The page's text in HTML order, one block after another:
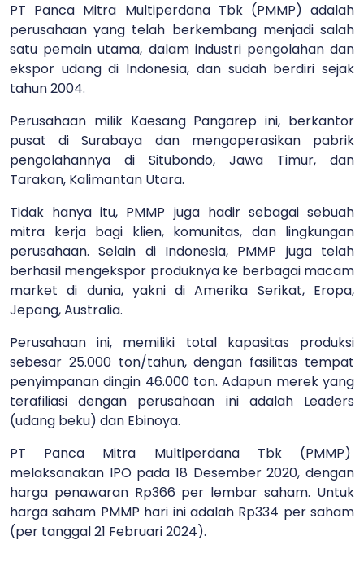
PT Panca Mitra Multiperdana Tbk (PMMP) adalah
perusahaan yang telah berkembang menjadi salah
satu pemain utama, dalam industri pengolahan dan
ekspor udang di Indonesia, dan sudah berdiri sejak
tahun 2004.
Perusahaan milik Kaesang Pangarep ini, berkantor
pusat di Surabaya dan mengoperasikan pabrik
pengolahannya di Situbondo, Jawa Timur, dan
Tarakan, Kalimantan Utara.
Tidak hanya itu, PMMP juga hadir sebagai sebuah
mitra kerja bagi klien, komunitas, dan lingkungan
perusahaan. Selain di Indonesia, PMMP juga telah
berhasil mengekspor produknya ke berbagai macam
market di dunia, yakni di Amerika Serikat, Eropa,
Jepang, Australia.
Perusahaan ini, memiliki total kapasitas produksi
sebesar 25.000 ton/tahun, dengan fasilitas tempat
penyimpanan dingin 46.000 ton. Adapun merek yang
terafiliasi dengan perusahaan ini adalah Leaders
(udang beku) dan Ebinoya.
PT Panca Mitra Multiperdana Tbk (PMMP)
melaksanakan IPO pada 18 Desember 2020, dengan
harga penawaran Rp366 per lembar saham. Untuk
harga saham PMMP hari ini adalah Rp334 per saham
(per tanggal 21 Februari 2024).